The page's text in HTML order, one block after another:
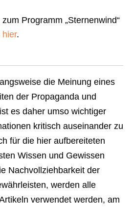
Programm „Sternenwind“
hier.
die Meinung eines
der Propaganda und
es daher umso wichtiger
kritisch auseinander zu
für die hier aufbereiteten
Wissen und Gewissen
Nachvollziehbarkeit der
werden alle
verwendet werden, am